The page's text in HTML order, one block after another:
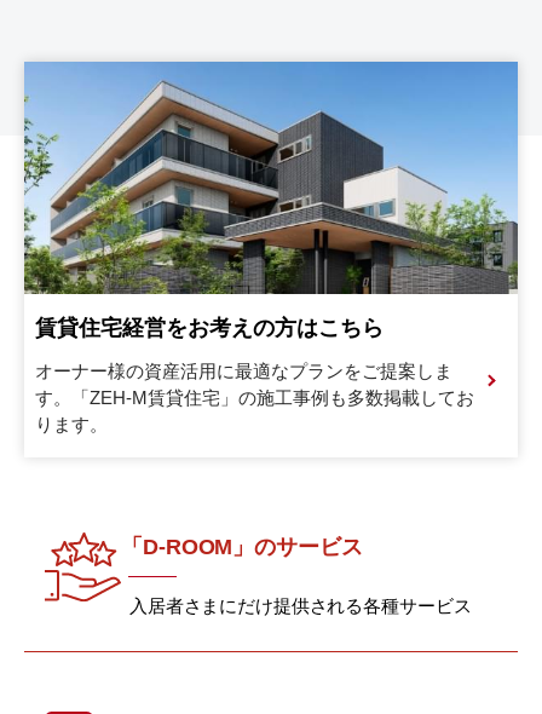
賃貸住宅経営をお考えの方はこちら
オーナー様の資産活用に最適なプランをご提案しま
す。
「ZEH-M賃貸住宅」の施工事例も多数掲載してお
ります。
「D-ROOM」のサービス
入居者さまにだけ提供される各種サービス